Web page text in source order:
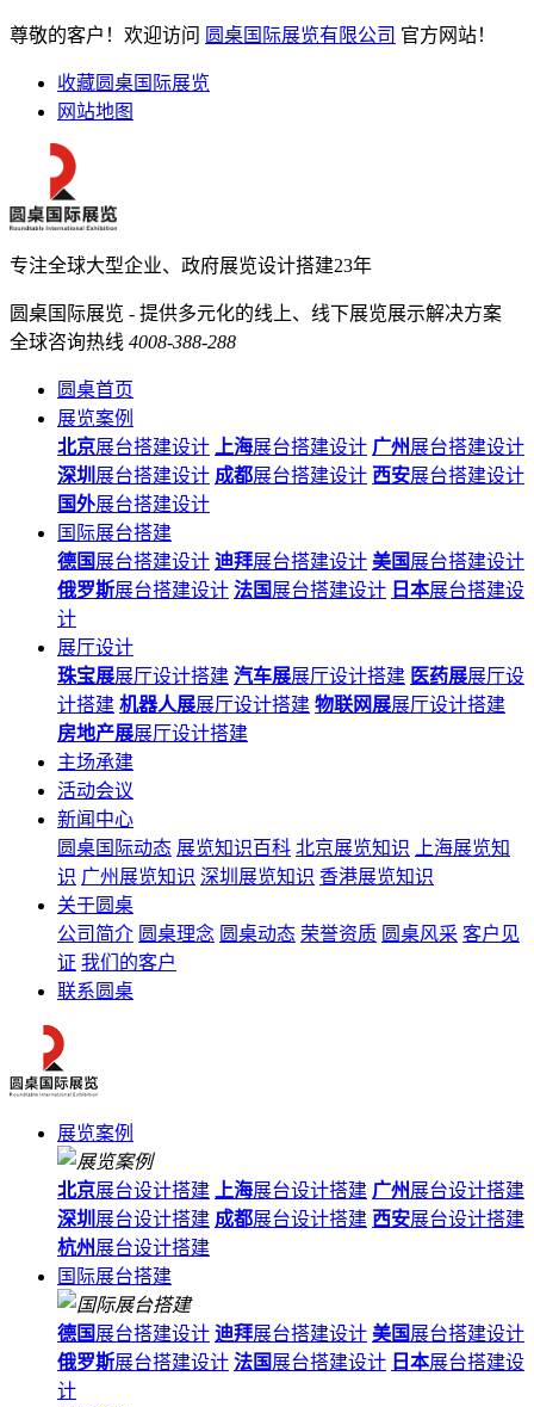
尊敬的客户！欢迎访问 圆桌国际展览有限公司 官方网站！
收藏圆桌国际展览
网站地图
专注全球大型企业、政府展览设计搭建23年
圆桌国际展览 - 提供多元化的线上、线下展览展示解决方案
全球咨询热线 4008-388-288
圆桌首页
展览案例
北京展台搭建设计 上海展台搭建设计 广州展台搭建设计
深圳 展台搭建设计 成都展台搭建设计 西安展台搭建设计
国外展台搭建设计
国际展台搭建
德国 展台搭建设计 迪拜展台搭建设计 美国 展台搭建设计
俄罗斯展台搭建设计 法国 展台搭建设计 日本展台搭建设
计
展厅设计
珠宝展展厅设计搭建 汽车展展厅设计搭建 医药展展厅设
计搭建 机器人展展厅设计搭建 物联网展展厅设计搭建
房地产展展厅设计搭建
主场承建
活动会议
新闻中心
圆桌国际动态 展览知识百科 北京展览知识
上海展览知
识 广州展览知识 深圳展览知识 香港展览知识
关于圆桌
公司简介 圆桌理念 圆桌动态 荣誉资质 圆桌风采 客户见
证 我们的客户
联系圆桌
展览案例
北京展台设计搭建 上海展台设计搭建 广州展台设计搭建
深圳 展台设计搭建 成都展台设计搭建 西安展台设计搭建
杭州展台设计搭建
国际展台搭建
德国 展台搭建设计 迪拜展台搭建设计 美国 展台搭建设计
俄罗斯展台搭建设计 法国 展台搭建设计 日本展台搭建设
计